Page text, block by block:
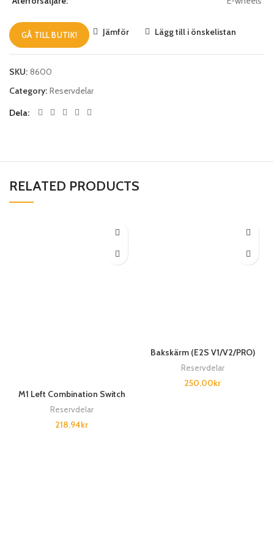
GÅ TILL BUTIK! Jämför Lägg till i önskelistan
SKU: 8600
Category: Reservdelar
Dela
RELATED PRODUCTS
M1 Left Combination Switch
Reservdelar
218.94kr
Bakskärm (E2S V1/V2/PRO)
Reservdelar
250.00kr